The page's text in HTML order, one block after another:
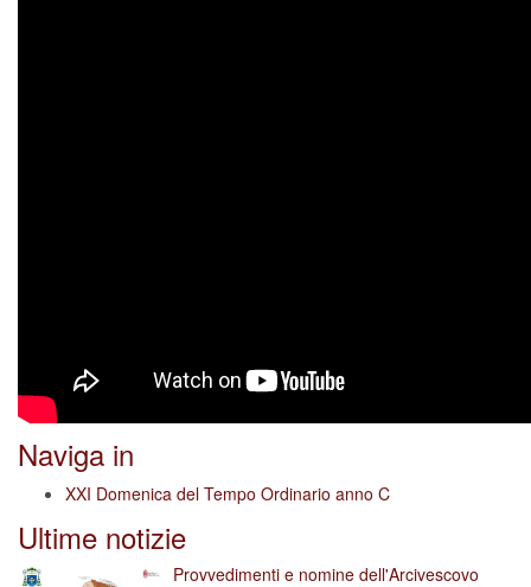
Naviga in
XXI Domenica del Tempo Ordinario anno C
Ultime notizie
Provvedimenti e nomine dell'Arcivescovo